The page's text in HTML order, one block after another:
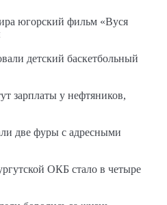
югорский фильм «Вуся
детский баскетбольный
зарплаты у нефтяников,
две фуры с адресными
ОКБ стало в четыре